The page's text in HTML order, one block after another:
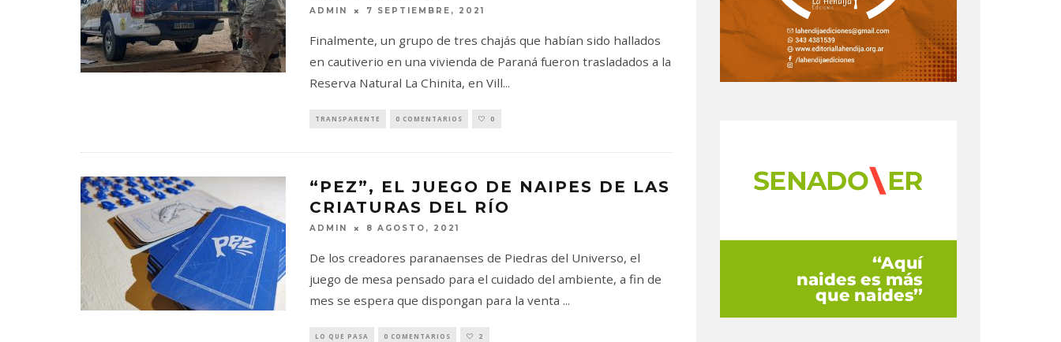
ADMIN 7 SEPTIEMBRE, 2021
Finalmente, un grupo de tres chajás que habían sido hallados
en cautiverio en una vivienda de Paraná fueron trasladados a la
Reserva Natural La Chinita, en Vill...
TRANSPARENTE 0 COMENTARIOS 0
“PEZ”, EL JUEGO DE NAIPES DE LAS
CRIATURAS DEL RÍO
ADMIN 8 AGOSTO, 2021
De los creadores paranaenses de Piedras del Universo, el
juego de mesa pensado para el cuidado del ambiente, a fin de
mes se espera que dispongan para la venta ...
LO QUE PASA 0 COMENTARIOS 2